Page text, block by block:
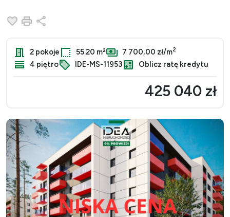
Dodaj do ulubionych
Drukuj
2 pokoje 55.20 m² 7 700,00 zł/m2
4 piętro IDE-MS-11953 Oblicz ratę kredytu
425 040 zł